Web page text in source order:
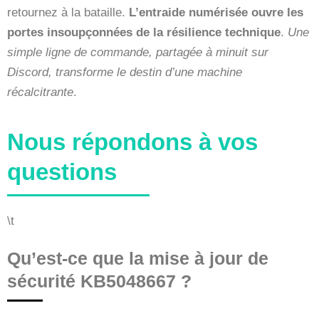
retournez à la bataille. L’entraide numérisée ouvre les
portes insoupçonnées de la résilience technique. Une
simple ligne de commande, partagée à minuit sur
Discord, transforme le destin d’une machine
récalcitrante.
Nous répondons à vos
questions
\t
Qu’est-ce que la mise à jour de
sécurité KB5048667 ?